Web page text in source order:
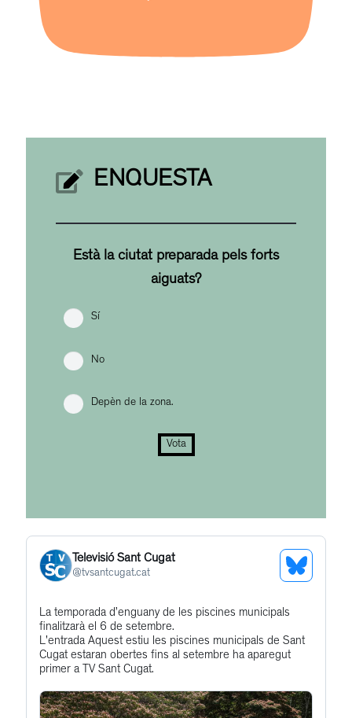
ENQUESTA
Està la ciutat preparada pels forts
aiguats?
Sí
No
Depèn de la zona.
Vota
Televisió Sant Cugat
@tvsantcugat.cat
See
Get
to
this
post
La temporada d’enguany de les piscines municipals
finalitzarà el 6 de setembre.
L'entrada Aquest estiu les piscines municipals de Sant
Cugat estaran obertes fins al setembre ha aparegut
primer a TV Sant Cugat.